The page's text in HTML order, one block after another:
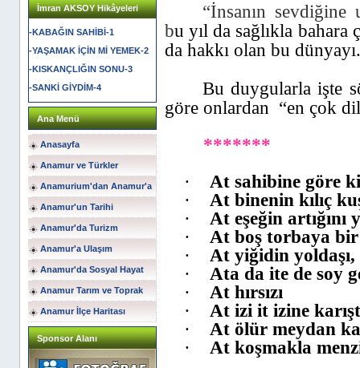
İmran AKSOY Hikâyeleri
-KABAĞIN SAHİBİ-1
-YAŞAMAK İÇİN Mİ YEMEK-2
-KISKANÇLIĞIN SONU-3
-SANKİ GİYDİM-4
Ana Menü
Anasayfa
Anamur ve Türkler
Anamurium'dan Anamur'a
Anamur'un Tarihi
Anamur'da Turizm
Anamur'a Ulaşım
Anamur'da Sosyal Hayat
Anamur Tarım ve Toprak
Anamur İlçe Haritası
Sponsor Alanı
“İnsanın
bu yıl da sağlıkla bahara
da hakkı olan bu
Bu duygularla işte
göre onlardan “en çok
*******
·
At sahibine göre
·
At binenin kılıç
·
At eşeğin artığını
·
At boş torbaya
·
At yiğidin yoldaşı,
·
Ata da ite de soy
·
At hırsızı
·
At izi it izine
·
At ölür meydan
·
At koşmakla